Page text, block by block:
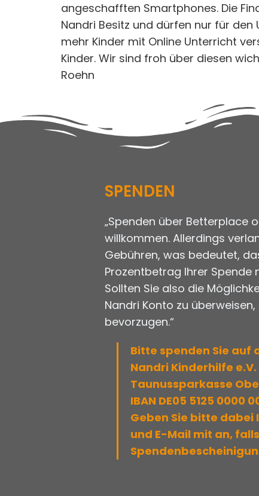
angeschafften Smartphones. Die
Nandri Besitz und dürfen nur für
mehr Kinder mit Online Unterricht
Kinder. Wir sind froh über diesen
Roehn
SPENDEN
„Spenden über Betterplace
willkommen. Allerdings
Gebühren, was bedeutet,
Prozentbetrag Ihrer Spende
Sollten Sie also die
Nandri Konto zu
bevorzugen.“
Bitte spenden Sie auf
Nandri Kinderhilfe e.V.
Taunussparkasse
IBAN DE05 5125 0000
Geben Sie bitte dabei
und E-Mail mit an,